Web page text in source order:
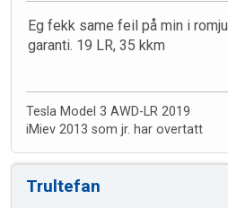
Eg fekk same feil på min i
garanti. 19 LR, 35 kkm
Tesla Model 3 AWD-LR 2019
iMiev 2013 som jr. har overtatt
Trultefan